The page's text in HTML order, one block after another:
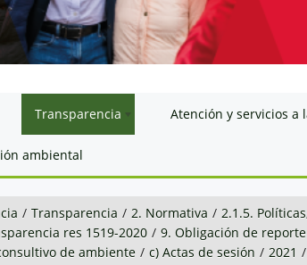
Transparencia Atención y servicios a
ambiental
/ Transparencia / 2. Normativa / 2.1.5.
res 1519-2020 / 9. Obligación de
de ambiente / c) Actas de sesión / 2021 /